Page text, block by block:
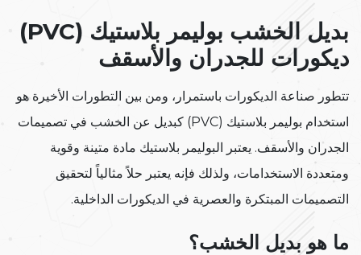
بديل الخشب بوليمر بلاستيك (PVC)
ديكورات للجدران والأسقف
تتطور صناعة الديكورات باستمرار، ومن بين التطورات الأخيرة هو
استخدام بوليمر بلاستيك (PVC) كبديل عن الخشب في تصميمات
الجدران والأسقف. يعتبر البوليمر بلاستيك مادة متينة وقوية
ومتعددة الاستخدامات، ولذلك فإنه يعتبر حلاً مثالياً لتحقيق
التصميمات المبتكرة والعصرية في الديكورات الداخلية.
ما هو بديل الخشب؟